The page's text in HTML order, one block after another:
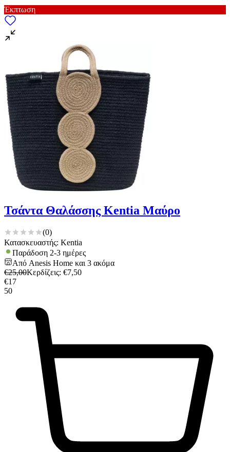
Έκπτωση
Τσάντα Θαλάσσης Kentia Μαύρο
(0)
Κατασκευαστής: Kentia
Παράδοση 2-3 ημέρες
Από Anesis Home και 3 ακόμα
€25,00Κερδίζεις: €7,50
€17
50